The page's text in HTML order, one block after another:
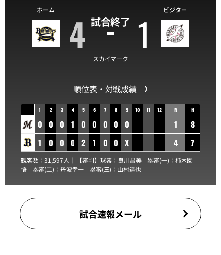
試合終了
ホーム
4 1
ビジター
スカイマーク
順位表・対戦成績
1 2 3 4 5 6 7 8 9 10 11 12
0 0 0 1 0 0 0 0 0
1
0 0 0 2 1 0 0 X
R H
1
8
4
7
観客数：31,597人｜ 【審判】球審： 良川昌美 塁審(一)： 柿木園
悟 塁審(二)： 丹波幸一 塁審(三)： 山村達也
試合速報メール